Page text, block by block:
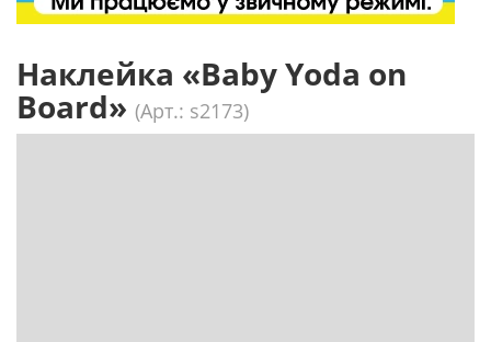
Наклейка «Baby Yoda on
Board» (Арт.: s2173)